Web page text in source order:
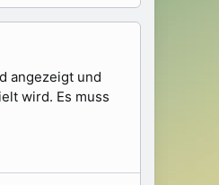
angezeigt und
wird. Es muss